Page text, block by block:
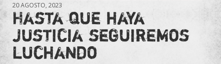
20 AGOSTO, 2023
Hasta que haya
justicia seguiremos
luchando